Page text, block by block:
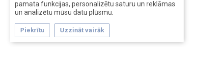
pamata funkcijas, personalizētu saturu un reklāmas
un analizētu mūsu datu plūsmu.
Piekrītu Uzzināt vairāk